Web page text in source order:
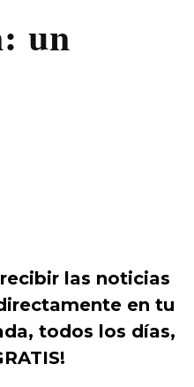
un
las noticias
en tu
todos los días,